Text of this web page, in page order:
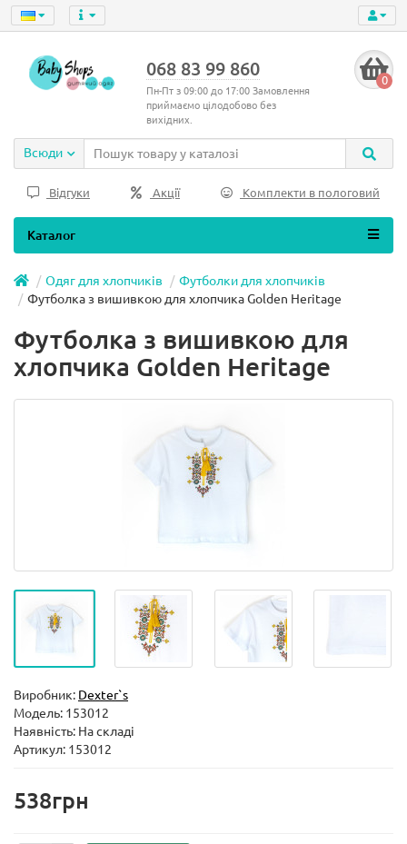
068 83 99 860
Пн-Пт з 09:00 до 17:00 Замовлення
приймаємо цілодобово без
вихідних.
0
Всюди
Відгуки Акції Комплекти в пологовий
Каталог
Одяг для хлопчиків
Футболки для хлопчиків
Футболка з вишивкою для хлопчика Golden Heritage
Футболка з вишивкою для
хлопчика Golden Heritage
Виробник: Dexter`s
Модель: 153012
Наявність: На складі
Артикул: 153012
538грн